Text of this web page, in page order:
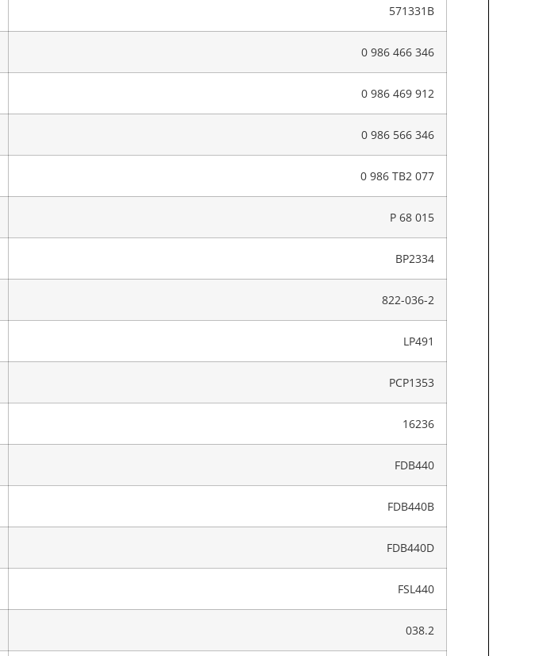
571331B
0 986 466 346
0 986 469 912
0 986 566 346
0 986 TB2 077
P 68 015
BP2334
822-036-2
LP491
PCP1353
16236
FDB440
FDB440B
FDB440D
FSL440
038.2